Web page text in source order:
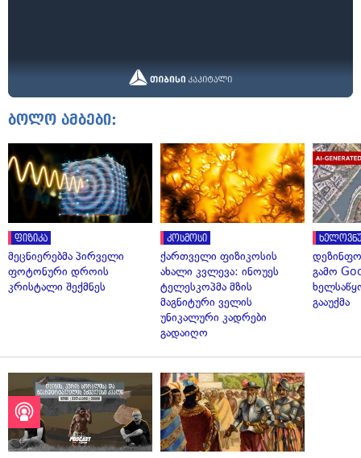
ბოლო ამბები:
ფიზიკა
მეცნიერებმა პირველი
ფოტონური დროის
კრისტალი შექმნეს
კოსმოსი
ქართველი ფიზიკოსის
ახალი კვლევა: ინოუეს
ტელესკოპმა მზის
მაგნიტური ველის
უნიკალური კადრები
გადაიღო
გამო
გააუქმა